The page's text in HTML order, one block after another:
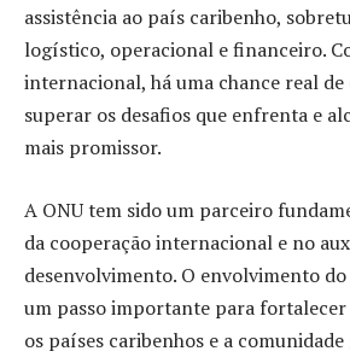
assistência ao país caribenho,
logístico, operacional e financeiro.
internacional, há uma chance real de
superar os desafios que enfrenta e
mais promissor.
A ONU tem sido um parceiro
da cooperação internacional e no
desenvolvimento. O envolvimento
um passo importante para fortalecer
os países caribenhos e a